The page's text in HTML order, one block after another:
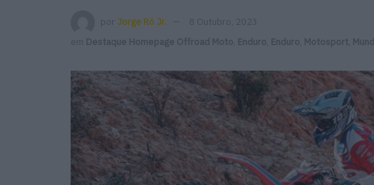
por Jorge Ró Jr.
8 Outubro, 2023
em
Destaque Homepage Offroad Moto Enduro Enduro Motosport